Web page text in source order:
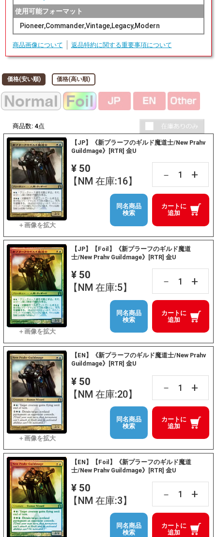
使用可能フォーマット
Pioneer,Commander,Vintage,Legacy,Modern
商品画像について 返品特約に関する重要事項について
価格(安い順) 価格(高い順)
商品数: 4点
【JP】《新プラーフのギルド魔道士/New Prahv
Guildmage》[RTR] 金U
¥ 50
【NM 在庫:16】
－ +
カートに
追加
同名商品
検索
【JP】【Foil】《新プラーフのギルド魔道
士/New Prahv Guildmage》[RTR] 金U
¥ 50
【NM 在庫:5】
－ +
カートに
追加
同名商品
検索
【EN】《新プラーフのギルド魔道士/New Prahv
Guildmage》[RTR] 金U
¥ 50
【NM 在庫:20】
－ +
カートに
追加
同名商品
検索
【EN】【Foil】《新プラーフのギルド魔道
士/New Prahv Guildmage》[RTR] 金U
¥ 50
【NM 在庫:3】
－ +
カートに
追加
同名商品
検索